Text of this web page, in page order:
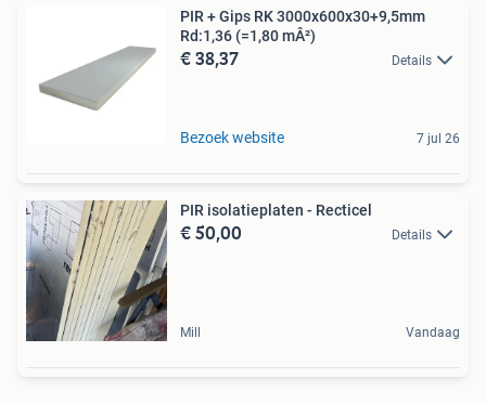
PIR + Gips RK 3000x600x30+9,5mm
Rd:1,36 (=1,80 mÂ²)
€ 38,37 Details
Bezoek website 7 jul 26
PIR isolatieplaten - Recticel
€ 50,00 Details
Mill Vandaag